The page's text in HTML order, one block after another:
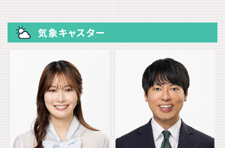
気象キャスター